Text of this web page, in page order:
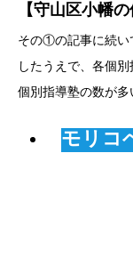
【守山区小幡
その①の記事に続い
したうえで、各個
個別指導塾の数が
モリコ